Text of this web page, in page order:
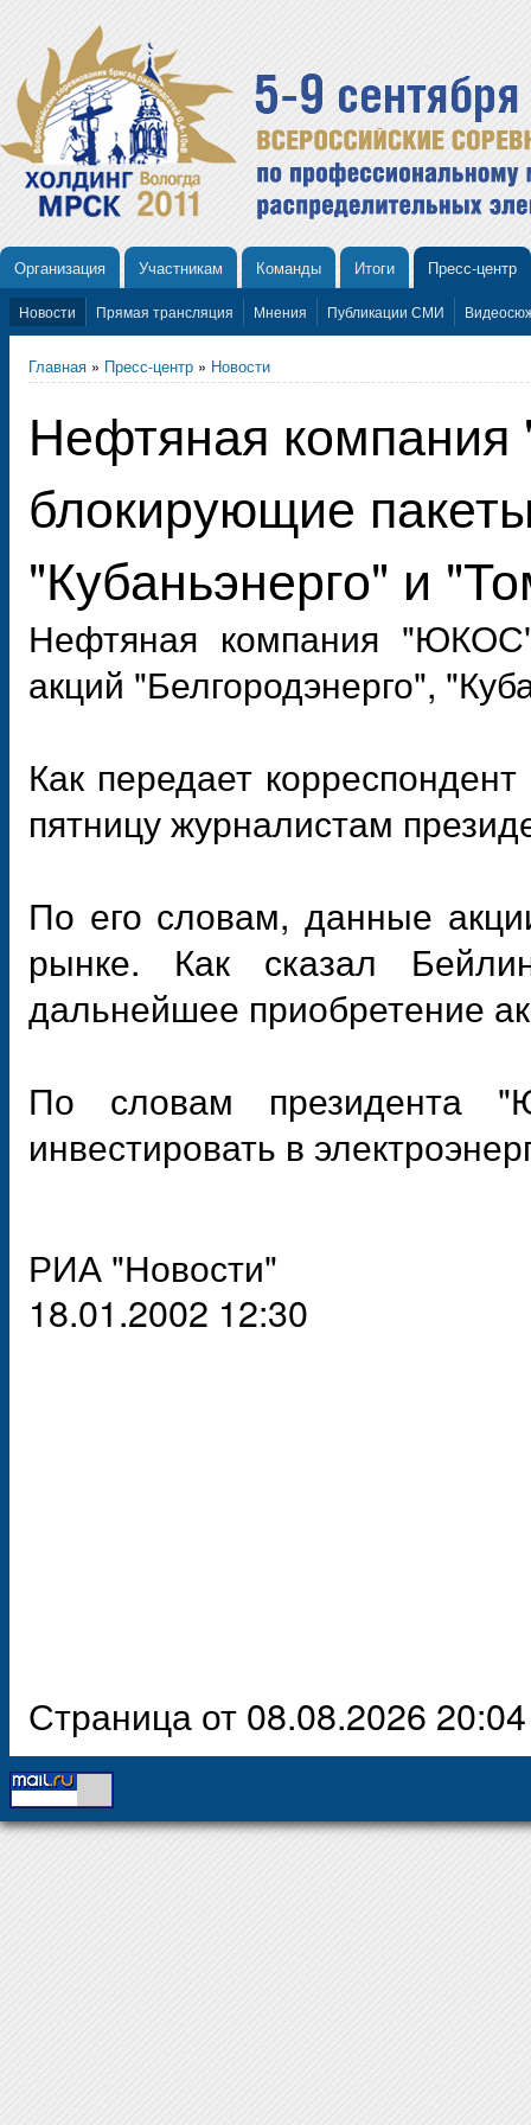
Организация Участникам Команды Итоги Пресс-центр
Новости Прямая трансляция Мнения Публикации СМИ
Главная » Пресс-центр » Новости
Нефтяная
блокирующие
"Кубаньэнерго" и
Нефтяная компания
акций "Белгородэнерго",
Как передает
пятницу журналистам
По его словам, данные
рынке. Как сказал
дальнейшее приобретение
По словам президента
инвестировать в
РИА "Новости"
18.01.2002 12:30
Страница от 08.08.2026 20:04